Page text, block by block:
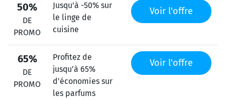
50%
DE
PROMO
Jusqu'à -50% sur
le linge de
cuisine
Voir l'offre
65%
DE
PROMO
Profitez de
jusqu’à 65%
d’économies sur
les parfums
Voir l'offre